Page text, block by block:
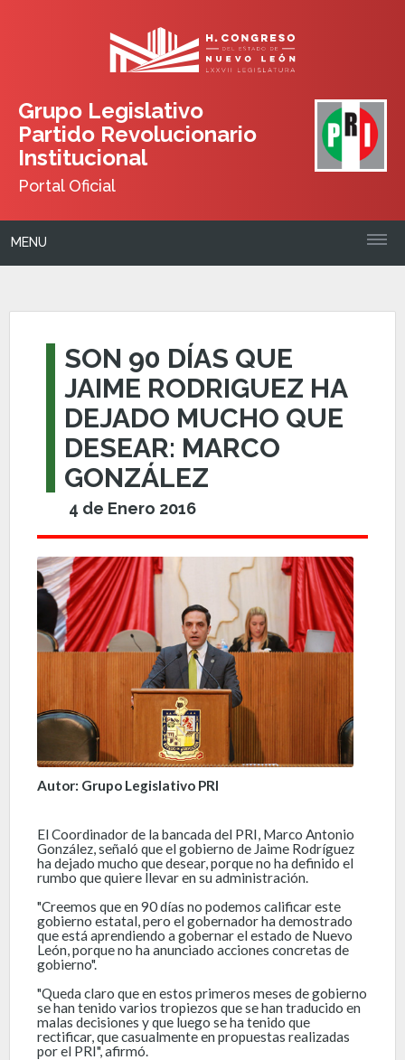
Grupo Legislativo
Partido Revolucionario
Institucional
Portal Oficial
MENU
SON 90 DÍAS QUE
JAIME RODRIGUEZ HA
DEJADO MUCHO QUE
DESEAR: MARCO
GONZÁLEZ
4 de Enero 2016
Autor: Grupo Legislativo PRI
El Coordinador de la bancada del PRI, Marco Antonio
González, señaló que el gobierno de Jaime Rodríguez
ha dejado mucho que desear, porque no ha definido el
rumbo que quiere llevar en su administración.
"Creemos que en 90 días no podemos calificar este
gobierno estatal, pero el gobernador ha demostrado
que está aprendiendo a gobernar el estado de Nuevo
León, porque no ha anunciado acciones concretas de
gobierno".
"Queda claro que en estos primeros meses de gobierno
se han tenido varios tropiezos que se han traducido en
malas decisiones y que luego se ha tenido que
rectificar, que casualmente en propuestas realizadas
por el PRI", afirmó.